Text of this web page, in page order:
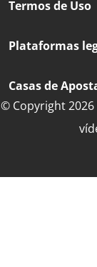
Termos de Uso
Plataformas
Casas de
© Copyright